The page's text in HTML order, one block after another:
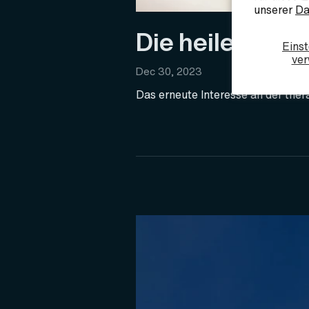
unserer
Die heilende
Dec 30, 2023
Das erneute Interesse an der